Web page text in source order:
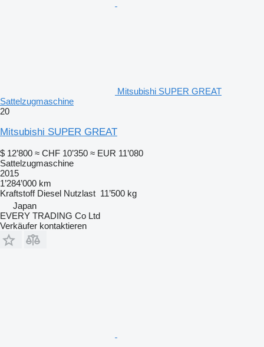
Mitsubishi SUPER GREAT
Sattelzugmaschine
20
Mitsubishi SUPER GREAT
$ 12’800 ≈ CHF 10’350 ≈ EUR 11’080
Sattelzugmaschine
2015
1’284’000 km
Kraftstoff Diesel Nutzlast 11’500 kg
Japan
EVERY TRADING Co Ltd
Verkäufer kontaktieren